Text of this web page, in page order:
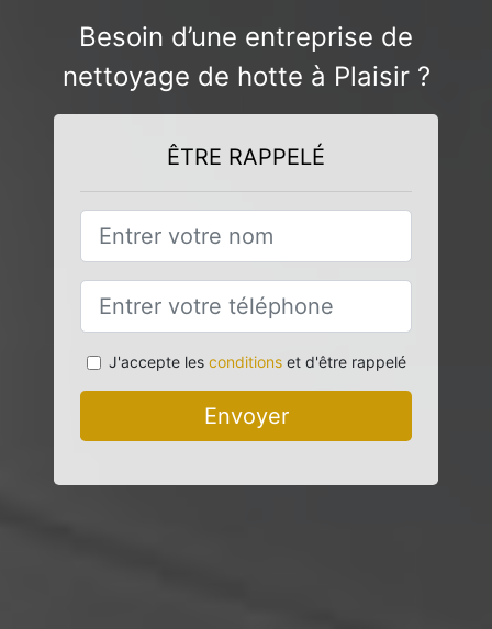
Besoin d’une entreprise de
nettoyage de hotte à Plaisir ?
ÊTRE RAPPELÉ
J'accepte les conditionset d'être rappelé
Envoyer